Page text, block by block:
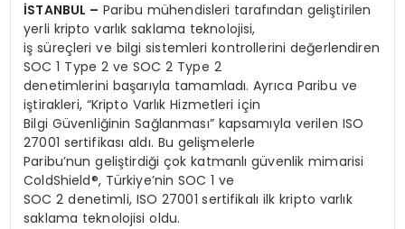
İSTANBUL – Paribu mühendisleri tarafından geliştirilen
yerli kripto varlık saklama teknolojisi,
iş süreçleri ve bilgi sistemleri kontrollerini değerlendiren
SOC 1 Type 2 ve SOC 2 Type 2
denetimlerini başarıyla tamamladı. Ayrıca Paribu ve
iştirakleri, “Kripto Varlık Hizmetleri için
Bilgi Güvenliğinin Sağlanması” kapsamıyla verilen ISO
27001 sertifikası aldı. Bu gelişmelerle
Paribu’nun geliştirdiği çok katmanlı güvenlik mimarisi
ColdShield®, Türkiye’nin SOC 1 ve
SOC 2 denetimli, ISO 27001 sertifikalı ilk kripto varlık
saklama teknolojisi oldu.